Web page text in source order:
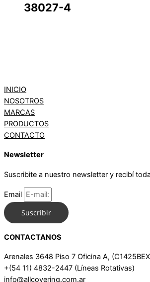
38027-4
INICIO
NOSOTROS
MARCAS
PRODUCTOS
CONTACTO
Newsletter
Suscribite a nuestro newsletter y recibí
Email
Suscribir
CONTACTANOS
Arenales 3648 Piso 7 Oficina A,
+(54 11) 4832-2447 (Líneas Rotativas)
info@allcovering.com.ar